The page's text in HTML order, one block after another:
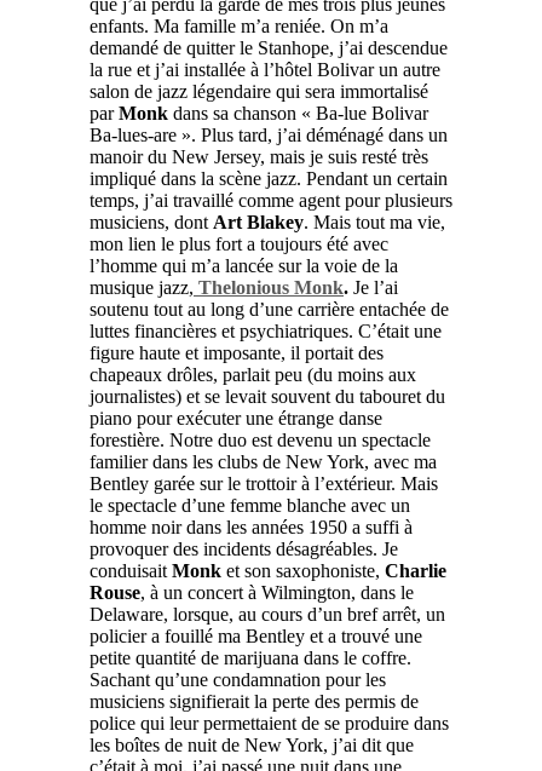
que j’ai perdu la garde de mes trois plus jeunes
enfants. Ma famille m’a reniée. On m’a
demandé de quitter le Stanhope, j’ai descendue
la rue et j’ai installée à l’hôtel Bolivar un autre
salon de jazz légendaire qui sera immortalisé
parMonk dans sa chanson « Ba-lue Bolivar
Ba-lues-are ». Plus tard, j’ai déménagé dans un
manoir du New Jersey, mais je suis resté très
impliqué dans la scène jazz. Pendant un certain
temps, j’ai travaillé comme agent pour plusieurs
musiciens, dont Art Blakey. Mais tout ma vie,
mon lien le plus fort a toujours été avec
l’homme qui m’a lancée sur la voie de la
musique jazz, Thelonious Monk. Je l’ai
soutenu tout au long d’une carrière entachée de
luttes financières et psychiatriques. C’était une
figure haute et imposante, il portait des
chapeaux drôles, parlait peu (du moins aux
journalistes) et se levait souvent du tabouret du
piano pour exécuter une étrange danse
forestière. Notre duo est devenu un spectacle
familier dans les clubs de New York, avec ma
Bentley garée sur le trottoir à l’extérieur. Mais
le spectacle d’une femme blanche avec un
homme noir dans les années 1950 a suffi à
provoquer des incidents désagréables. Je
conduisait Monk et son saxophoniste, Charlie
Rouse, à un concert à Wilmington, dans le
Delaware, lorsque, au cours d’un bref arrêt, un
policier a fouillé ma Bentley et a trouvé une
petite quantité de marijuana dans le coffre.
Sachant qu’une condamnation pour les
musiciens signifierait la perte des permis de
police qui leur permettaient de se produire dans
les boîtes de nuit de New York, j’ai dit que